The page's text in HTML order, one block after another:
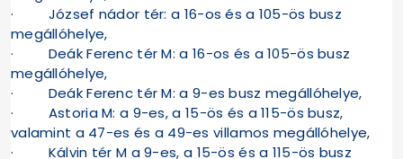
· József nádor tér: a 16-os és a 105-ös busz
megállóhelye,
· Deák Ferenc tér M: a 16-os és a 105-ös busz
megállóhelye,
· Deák Ferenc tér M: a 9-es busz megállóhelye,
· Astoria M: a 9-es, a 15-ös és a 115-ös busz,
valamint a 47-es és a 49-es villamos megállóhelye,
· Kálvin tér M a 9-es, a 15-ös és a 115-ös busz